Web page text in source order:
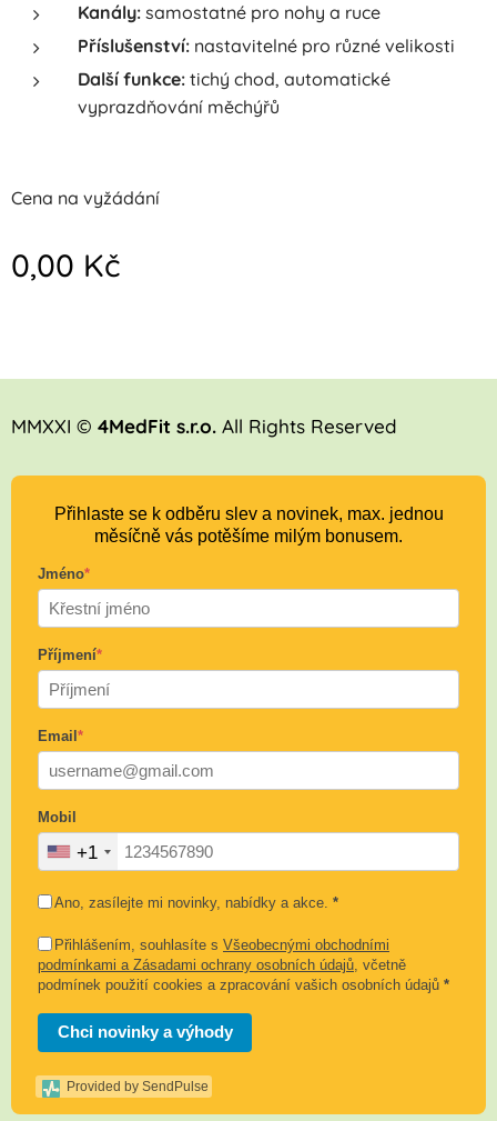
Kanály: samostatné pro nohy a ruce
Příslušenství: nastavitelné pro různé velikosti
Další funkce: tichý chod, automatické
vyprazdňování měchýřů
Cena na vyžádání
0,00 Kč
MMXXI © 4MedFit s.r.o. All Rights Reserved
Přihlaste se k odběru slev a novinek, max. jednou
měsíčně vás potěšíme milým bonusem.
Jméno*
Příjmení*
Email *
Mobil
+1
Ano, zasílejte mi novinky, nabídky a akce. *
Přihlášením, souhlasíte s Všeobecnými obchodními
podmínkami a Zásadami ochrany osobních údajů, včetně
podmínek použití cookies a zpracování vašich osobních údajů *
Chci novinky a výhody
Provided by SendPulse